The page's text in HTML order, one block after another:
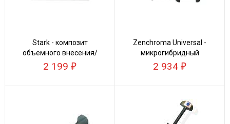
Stark - композит
объемного внесения/
Bulk Fill
2 199
Zenchroma Universal -
микрогибридный
универсальный
2 934